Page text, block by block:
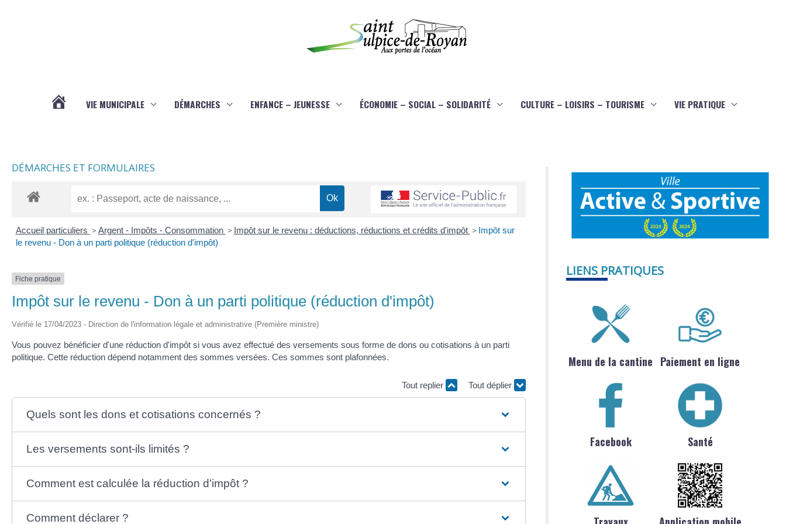
VIE MUNICIPALE DÉMARCHES ENFANCE – JEUNESSE ÉCONOMIE – SOCIAL – SOLIDARITÉ CULTURE – LOISIRS – TOURISME VIE PRATIQUE
DÉMARCHES ET FORMULAIRES
Accueil particuliers > Argent - Impôts - Consommation > Impôt sur le revenu : déductions, réductions et crédits d'impôt > Impôt sur
le revenu - Don à un parti politique (réduction d'impôt)
Fiche pratique
Impôt sur le revenu - Don à un parti politique (réduction d'impôt)
Vérifié le 17/04/2023 - Direction de l'information légale et administrative (Première ministre)
Vous pouvez bénéficier d'une réduction d'impôt si vous avez effectué des versements sous forme de dons ou cotisations à un parti
politique. Cette réduction dépend notamment des sommes versées. Ces sommes sont plafonnées.
Tout replier Tout déplier
Quels sont les dons et cotisations concernés ?
Les versements sont-ils limités ?
Comment est calculée la réduction d'impôt ?
Comment déclarer ?
LIENS PRATIQUES
Menu de la cantine Paiement en ligne
Facebook Santé